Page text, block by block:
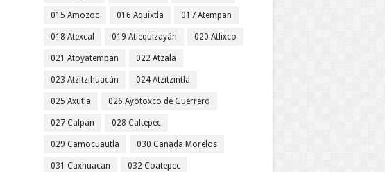
015 Amozoc 016 Aquixtla 017 Atempan
018 Atexcal 019 Atlequizayán 020 Atlixco
021 Atoyatempan 022 Atzala
023 Atzitzihuacán 024 Atzitzintla
025 Axutla 026 Ayotoxco de Guerrero
027 Calpan 028 Caltepec
029 Camocuautla 030 Cañada Morelos
031 Caxhuacan 032 Coatepec